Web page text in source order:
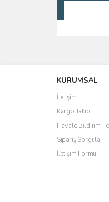
Ürün
Ürün
Ürün
Ürün
Bu
KURUMSAL
İletişim
Kargo Takibi
Havale Bildirim
Sipariş Sorgula
İletişim Formu